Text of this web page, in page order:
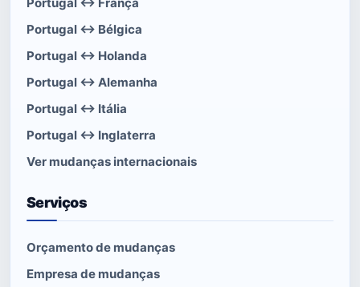
Portugal ↔ França
Portugal ↔ Bélgica
Portugal ↔ Holanda
Portugal ↔ Alemanha
Portugal ↔ Itália
Portugal ↔ Inglaterra
Ver mudanças internacionais
Serviços
Orçamento de mudanças
Empresa de mudanças